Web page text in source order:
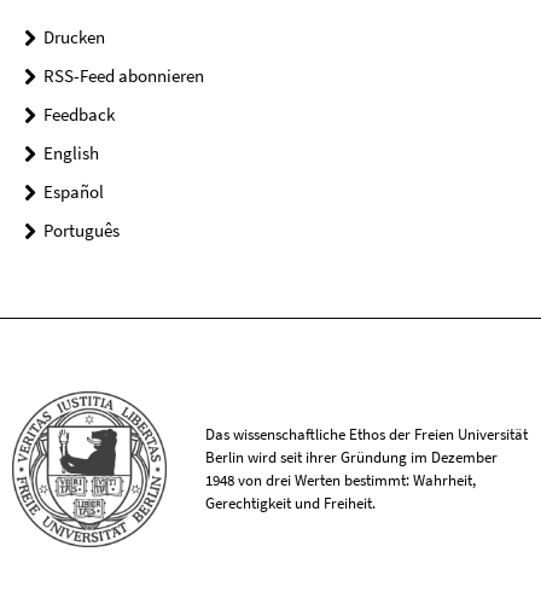
Drucken
RSS-Feed abonnieren
Feedback
English
Español
Português
Das wissenschaftliche Ethos der Freien Universität
Berlin wird seit ihrer Gründung im Dezember
1948 von drei Werten bestimmt: Wahrheit,
Gerechtigkeit und Freiheit.